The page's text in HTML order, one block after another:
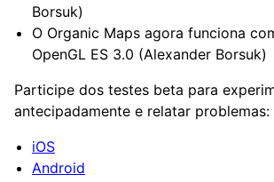
Borsuk)
O Organic Maps agora funciona
OpenGL ES 3.0 (Alexander Borsuk)
Participe dos testes beta para
antecipadamente e relatar problemas:
iOS
Android